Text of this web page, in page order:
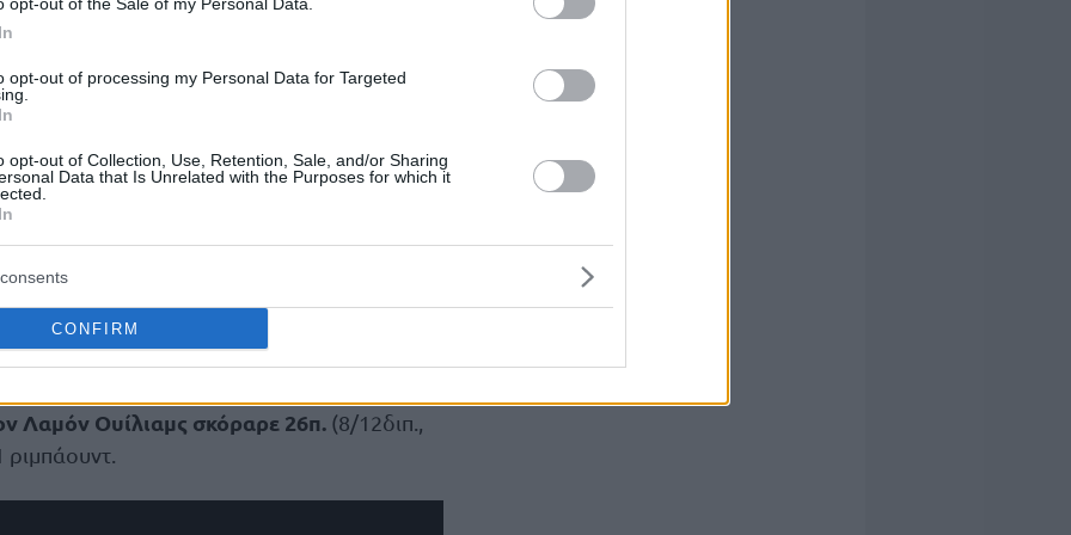
opt-out of processing my Personal Data for Targeted
opt-out of Collection, Use, Retention, Sale, and/or Sharing
Data that Is Unrelated with the Purposes for which it
CONFIRM
σημείωσε ηΤουρκ Τέλεκομ, η οποία
Ουλμ
εξάδα που οδηγεί στα playoffs! Η τουρκική
στο 8-5 και έχασαν την ευκαιρία να
Λαμόν Ουίλιαμς σκόραρε 26π. (8/12διπ.,
ριμπάουντ.